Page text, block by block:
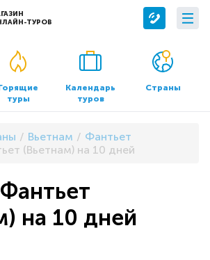
ТУРОВ
О компании
О нас
Контакты
Документы и реквизиты
туры
Календарь
туров
Страны
Вьетнам
Фантьет
(Вьетнам) на 10 дней
на 10 дней